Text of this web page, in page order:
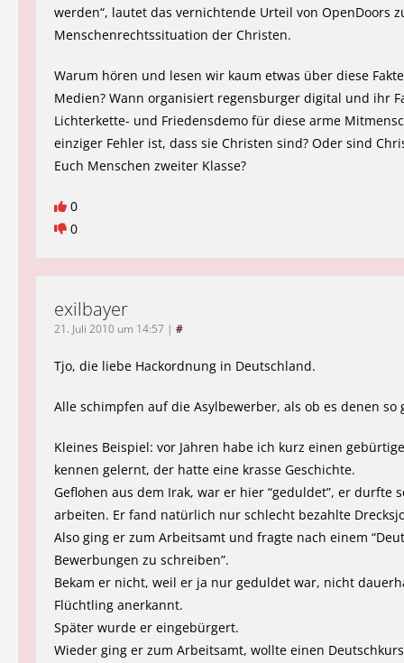
werden“, lautet das vernichtende Urteil von OpenDoors
Menschenrechtssituation der Christen.
Warum hören und lesen wir kaum etwas über diese
Medien? Wann organisiert regensburger digital und ihr
Lichterkette- und Friedensdemo für diese arme
einziger Fehler ist, dass sie Christen sind? Oder sind
Euch Menschen zweiter Klasse?
0
0
exilbayer
21. Juli 2010 um 14:57 | #
Tjo, die liebe Hackordnung in Deutschland.
Alle schimpfen auf die Asylbewerber, als ob es denen so
Kleines Beispiel: vor Jahren habe ich kurz einen
kennen gelernt, der hatte eine krasse Geschichte.
Geflohen aus dem Irak, war er hier “geduldet”, er durfte
arbeiten. Er fand natürlich nur schlecht bezahlte
Also ging er zum Arbeitsamt und fragte nach einem
Bewerbungen zu schreiben”.
Bekam er nicht, weil er ja nur geduldet war, nicht
Flüchtling anerkannt.
Später wurde er eingebürgert.
Wieder ging er zum Arbeitsamt, wollte einen